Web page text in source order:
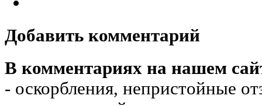
Добавить комментарий
В комментариях на нашем
- оскорбления, непристойные